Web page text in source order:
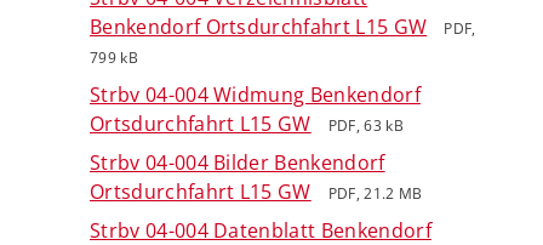
Benkendorf Ortsdurchfahrt L15 GW
PDF,
799 kB
Strbv 04-004 Widmung Benkendorf
Ortsdurchfahrt L15 GW
PDF, 63 kB
Strbv 04-004 Bilder Benkendorf
Ortsdurchfahrt L15 GW
PDF, 21.2 MB
Strbv 04-004 Datenblatt Benkendorf